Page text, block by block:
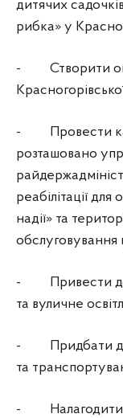
дитячих
рибка» у
- Створити
- Провести
розташовано
реабілітації для
надії» та
обслуговування
- Привести до
та вуличне
- Придбати
та
- Налагодити